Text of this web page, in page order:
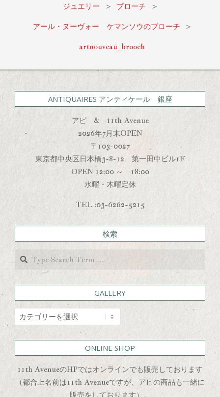
ジュエリー > ブローチ >
アール・ヌーヴォー ケマンソウのブローチ >
artnouveau_brooch
ANTIQUAIRES アンティケール 銀座
アピ & 11th Avenue
2026年7月末OPEN
〒103-0027
東京都中央区日本橋3-8-12 第一田中ビル1F
OPEN 12:00 ～ 18:00
水曜・木曜定休
TEL :03-6262-5215
検索
Search
GALLERY
GALLERY
ONLINE SHOP
11th AvenueのHPではオンラインでも販売しております
（都合上名前は11th Avenueですが、アピの商品も一緒に
販売をしております）。